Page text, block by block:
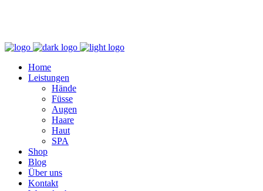
Home
Leistungen
Hände
Füsse
Augen
Haare
Haut
SPA
Shop
Blog
Über uns
Kontakt